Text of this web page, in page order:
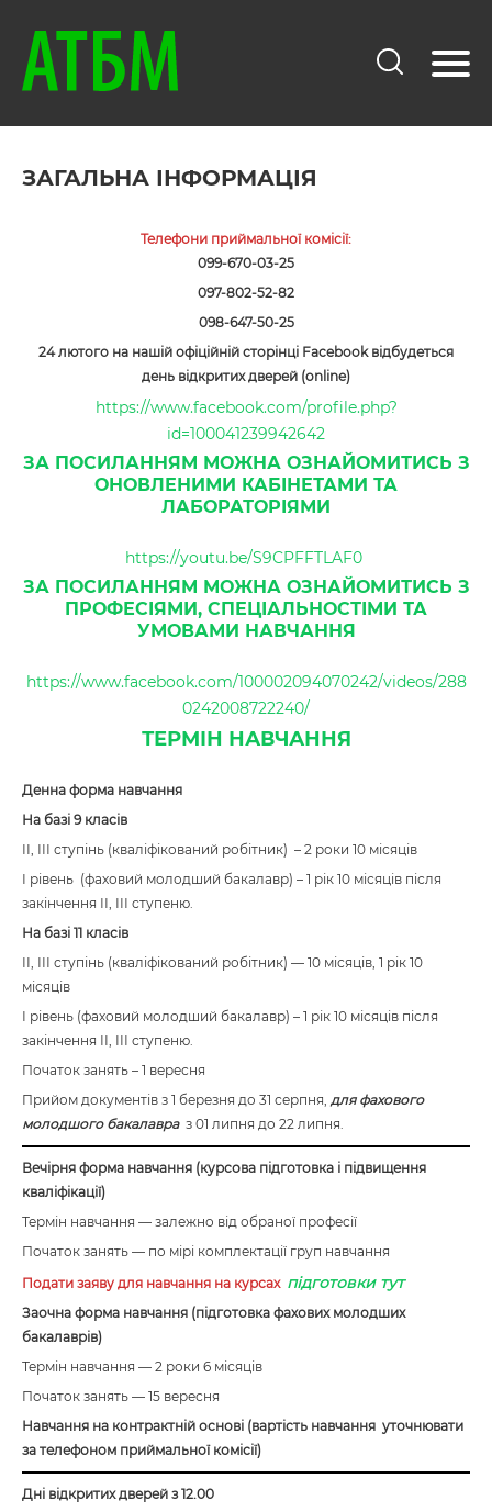
ЗАГАЛЬНА ІНФОРМАЦІЯ
Телефони приймальної комісії:
099-670-03-25
097-802-52-82
098-647-50-25
24 лютого на нашій офіційній сторінці Facebook відбудеться
день відкритих дверей (online)
https://www.facebook.com/profile.php?
id=100041239942642
ЗА ПОСИЛАННЯМ МОЖНА ОЗНАЙОМИТИСЬ З
ОНОВЛЕНИМИ КАБІНЕТАМИ ТА
ЛАБОРАТОРІЯМИ
https://youtu.be/S9CPFFTLAF0
ЗА ПОСИЛАННЯМ МОЖНА ОЗНАЙОМИТИСЬ З
ПРОФЕСІЯМИ, СПЕЦІАЛЬНОСТІМИ ТА
УМОВАМИ НАВЧАННЯ
https://www.facebook.com/100002094070242/videos/288
0242008722240/
ТЕРМІН НАВЧАННЯ
Денна форма навчання
На базі 9 класів
ІІ, ІІІ ступінь (кваліфікований робітник) – 2 роки 10 місяців
І рівень (фаховий молодший бакалавр) – 1 рік 10 місяців після
закінчення ІІ, ІІІ ступеню.
На базі 11 класів
ІІ, ІІІ ступінь (кваліфікований робітник) — 10 місяців, 1 рік 10
місяців
І рівень (фаховий молодший бакалавр) – 1 рік 10 місяців після
закінчення ІІ, ІІІ ступеню.
Початок занять – 1 вересня
Прийом документів з 1 березня до 31 серпня, для фахового
молодшого бакалавраз 01 липня до 22 липня.
Вечірня форма навчання (курсова підготовка і підвищення
кваліфікації)
Термін навчання — залежно від обраної професії
Початок занять — по мірі комплектації груп навчання
Подати заяву для навчання на курсах підготовки тут
Заочна форма навчання (підготовка фахових молодших
бакалаврів)
Термін навчання — 2 роки 6 місяців
Початок занять — 15 вересня
Навчання на контрактній основі (вартість навчання уточнювати
за телефоном приймальної комісії)
Дні відкритих дверей з 12.00